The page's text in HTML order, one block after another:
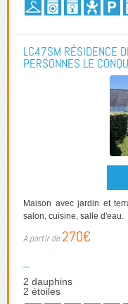
LC47SM RÉSIDENCE
PERSONNES LE
Maison avec jardin et
salon, cuisine, salle d'eau.
270€
2 dauphins
2 étoiles